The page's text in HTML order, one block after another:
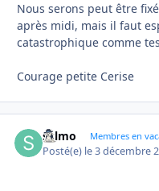
Nous serons peut être
après midi, mais il faut
catastrophique comme
Courage petite Cerise
sylmo Membres en
Posté(e) le 3 décembre